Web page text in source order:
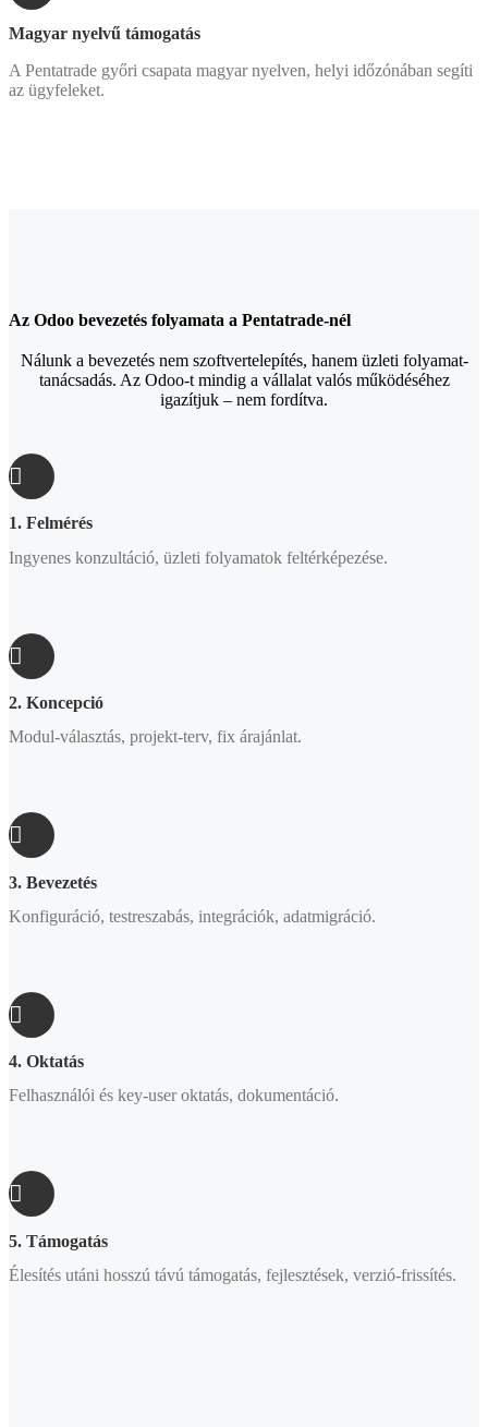
Magyar nyelvű támogatás
A Pentatrade győri csapata magyar nyelven, helyi időzónában segíti
az ügyfeleket.
Az Odoo bevezetés folyamata a Pentatrade-nél
Nálunk a bevezetés nem szoftvertelepítés, hanem üzleti folyamat-
tanácsadás. Az Odoo-t mindig a vállalat valós működéséhez
igazítjuk – nem fordítva.
1. Felmérés
Ingyenes konzultáció, üzleti folyamatok feltérképezése.
2. Koncepció
Modul-választás, projekt-terv, fix árajánlat.
3. Bevezetés
Konfiguráció, testreszabás, integrációk, adatmigráció.
4. Oktatás
Felhasználói és key-user oktatás, dokumentáció.
5. Támogatás
Élesítés utáni hosszú távú támogatás, fejlesztések, verzió-frissítés.